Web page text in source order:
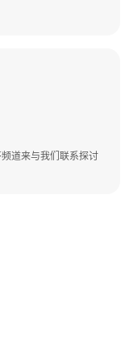
道来与我们联系探讨